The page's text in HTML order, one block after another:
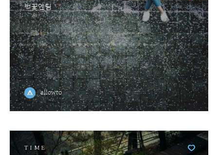
벚꽃엔딩
allowto
TIME